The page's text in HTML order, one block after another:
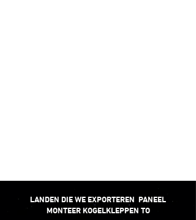
LANDEN DIE WE EXPORTEREN PANEEL
MONTEER KOGELKLEPPEN TO